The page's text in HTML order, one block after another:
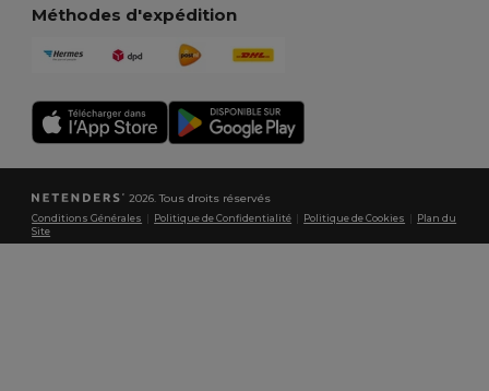
Méthodes d'expédition
2026. Tous droits réservés
Conditions Générales Politique de Confidentialité Politique de Cookies
Plan du
Site